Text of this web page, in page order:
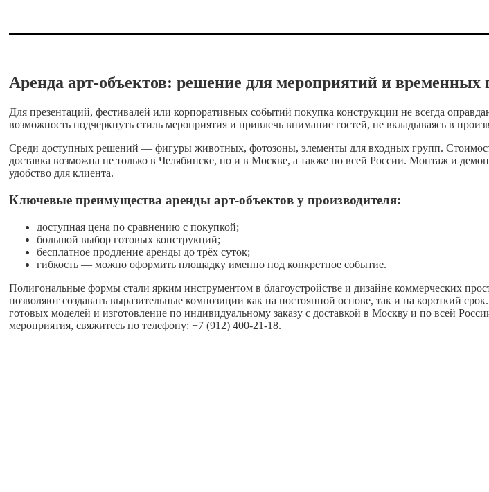
Аренда арт-объектов: решение для мероприятий и временных
Для презентаций, фестивалей или корпоративных событий покупка конструкции не всегда
возможность подчеркнуть стиль мероприятия и привлечь внимание гостей, не вкладываясь в
Среди доступных решений — фигуры животных, фотозоны, элементы для входных групп.
доставка возможна не только в Челябинске, но и в Москве, а также по всей России. Монтаж и
удобство для клиента.
Ключевые преимущества аренды арт-объектов у производителя:
доступная цена по сравнению с покупкой;
большой выбор готовых конструкций;
бесплатное продление аренды до трёх суток;
гибкость — можно оформить площадку именно под конкретное событие.
Полигональные формы стали ярким инструментом в благоустройстве и дизайне коммерческих
позволяют создавать выразительные композиции как на постоянной основе, так и на короткий
готовых моделей и изготовление по индивидуальному заказу с доставкой в Москву и по всей
мероприятия, свяжитесь по телефону: +7 (912) 400-21-18.